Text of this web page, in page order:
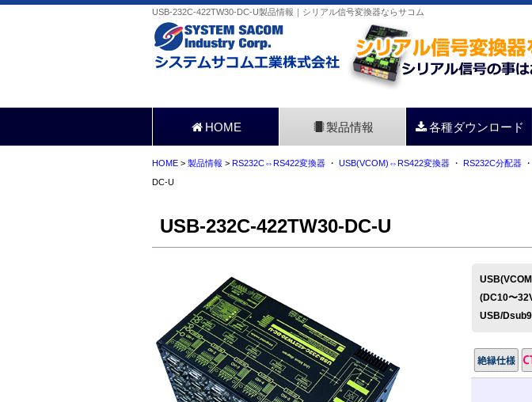
USB-232C-422TW30-DC-U製品情報｜シリアル信号変換器ならサコム
HOME 製品情報 各種ダウンロード
HOME > 製品情報 > RS232C⇔RS422変換器 ・ USB(VCOM)⇔RS422変換器 ・ RS232C分配器 ・
DC-U
USB-232C-422TW30-DC-U
(DC10〜
USB/